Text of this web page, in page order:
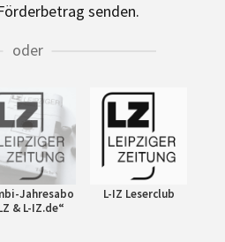
senden.
oder
Jahresabo
& L-IZ.de“
L-IZ Leserclub